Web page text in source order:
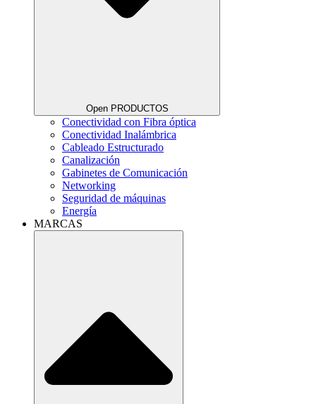
Open PRODUCTOS
Conectividad con Fibra óptica
Conectividad Inalámbrica
Cableado Estructurado
Canalización
Gabinetes de Comunicación
Networking
Seguridad de máquinas
Energía
MARCAS